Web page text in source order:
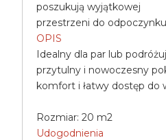
poszukują wyjątkowej
przestrzeni do odpoczynku
OPIS
Idealny dla par lub
przytulny i nowoczesny
komfort i łatwy dostęp do
Rozmiar: 20 m2
Udogodnienia